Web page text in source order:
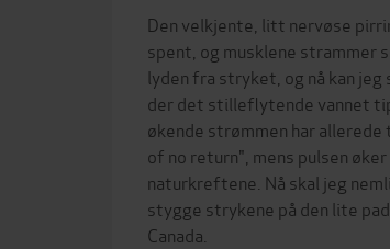
Den velkjente, litt nervøse
spent, og musklene strammer
lyden fra stryket, og nå kan
der det stilleflytende vannet
økende strømmen har
of no return", mens pulsen
naturkreftene. Nå skal jeg
stygge strykene på den lite
Canada.